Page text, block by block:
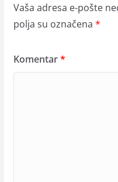
Vaša adresa e-pošte
polja su označena *
Komentar*